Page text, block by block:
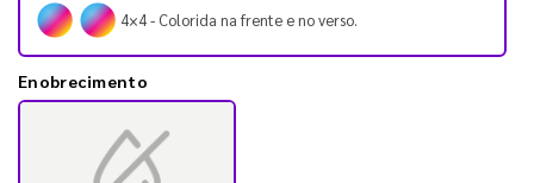
4×4 - Colorida na frente e no verso.
Enobrecimento